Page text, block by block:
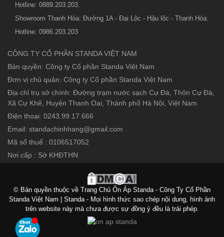
Hotline: 0889.203.203.
Showroom Thanh Hóa: Đường 1A - Đại Lộc - Hậu lộc - Thanh Hóa:
Hotline: 0986.203.203
CÔNG TY CỔ PHẦN STANDA VIỆT NAM
Bản quyền: Công ty Cổ phần Standa Việt Nam
Đơn vị chủ quản: Công ty Cổ phần Standa Việt Nam
Địa chỉ trụ sở chính: Đường trạm nước sạch Cự Đà, Thôn Cự Đà,
Xã Cự Khê, Huyện Thanh Oai, Thành phố Hà Nội, Việt Nam
Điện thoại: 0243.99.17.666
Email: standachinhhang@gmail.com
Mã số thuế : 0106517052
Nơi cấp : Sở KHĐTHN
© Bản quyền thuộc về Trang Chủ Ổn Áp Standa - Công Ty Cổ Phần
Standa Việt Nam | Standa - Mọi hình thức sao chép nội dung, hình ảnh
trên website này mà chưa được sự đồng ý đều là trái phép.